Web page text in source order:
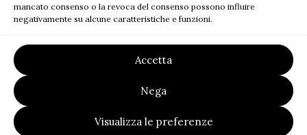
mancato consenso o la revoca del consenso possono influire
negativamente su alcune caratteristiche e funzioni.
Accetta
Nega
Visualizza le preferenze
JEWELS BLOG
SITE MAP
LINK UTILI
2023
FALATECH
Premium Solution for your Business.